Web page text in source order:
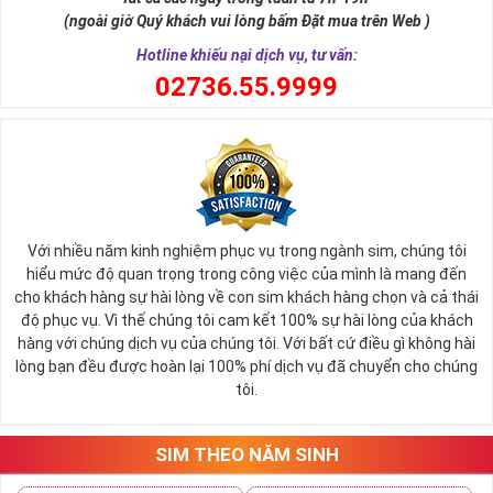
tài lộc, may mắn cho chủ sở hữu. Thật vậy, số 5 đứng giữa dãy số
tự nhiên, nó tượng trưng cho ngũ hành (Kim – Mộc – Thủy – Hỏa –
), đạo quân tử có (Nhân - Nghĩa - Lễ - Trí – Tín), trong cuộc sống
Phúc, Lộc, Thọ, Khang, Ninh). Đó là 5 yếu tố cho cuộc
sống sự hòa hợp, yên ổn, an lành. Cũng bởi vậy, các chuyên gia
được sự hòa hợp, thuận lợi, bình an trong cuộc sống, sự nghiệp để
nhanh chóng thành công, tiến tới những vị trí cao nhất.
(ngoài giờ Quý khách vui lòng bấm Đặt mua trên Web )
Hotline khiếu nại dịch vụ, tư vấn:
02736.55.9999
Với nhiều năm kinh nghiệm phục vụ trong ngành sim, chúng tôi
hiểu mức độ quan trọng trong công việc của mình là mang đến
cho khách hàng sự hài lòng về con sim khách hàng chọn và cả thái
độ phục vụ. Vì thế chúng tôi cam kết 100% sự hài lòng của khách
hàng với chúng dịch vụ của chúng tôi. Với bất cứ điều gì không hài
lòng bạn đều được hoàn lại 100% phí dịch vụ đã chuyển cho chúng
tôi.
SIM THEO NĂM SINH